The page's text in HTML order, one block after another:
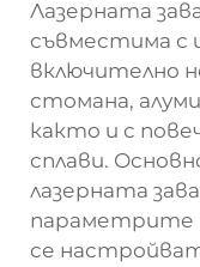
Лазерната
съвместима с
включително
стомана,
както и с
сплави.
лазерната
параметрите
се